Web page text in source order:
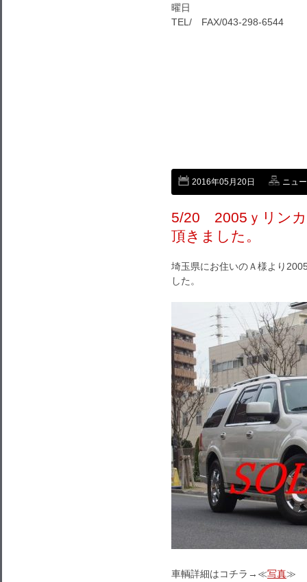
曜日
TEL/ FAX/043-298-6544
2016年05月20日 ニュ
5/20 2005ｙリンカ
頂きました。
埼玉県にお住いのＡ様より
した。
車輌詳細はコチラ→≪写真≫